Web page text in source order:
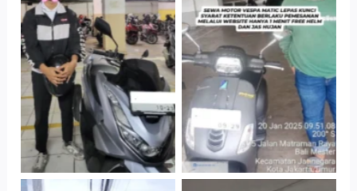
Hotel Kartika
Chandra, Jakarta
Selatan
Cityplaza
Jatinegara Gedung
Parkir P6A